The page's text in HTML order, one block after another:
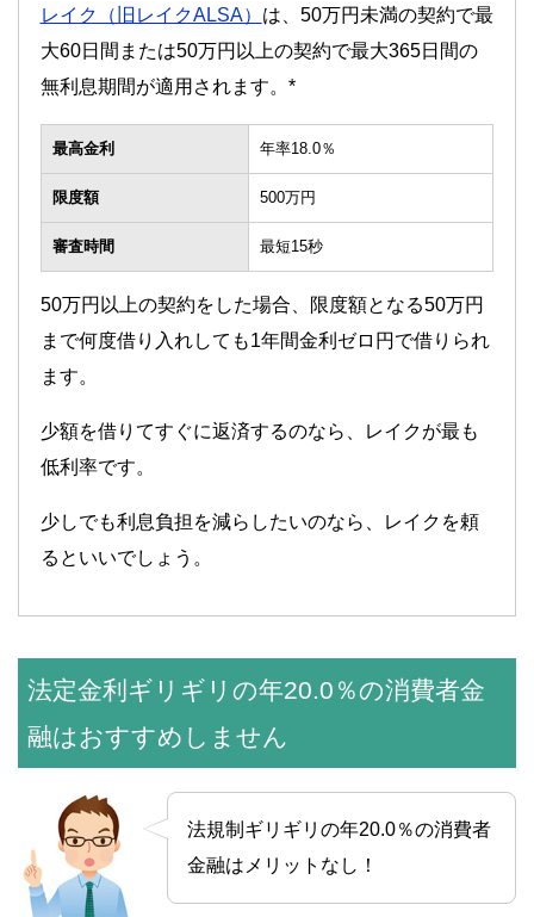
レイク（旧レイクALSA） は、50万円未満の契約で最
大60日間または50万円以上の契約で最大365日間の
無利息期間が適用されます。*
最高金利 年率18.0％
限度額 500万円
審査時間 最短15秒
50万円以上の契約をした場合、限度額となる50万円
まで何度借り入れしても1年間金利ゼロ円で借りられ
ます。
少額を借りてすぐに返済するのなら、レイクが最も
低利率です。
少しでも利息負担を減らしたいのなら、レイクを頼
るといいでしょう。
法定金利ギリギリの年20.0％の消費者金
融はおすすめしません
法規制ギリギリの年20.0％の消費者
金融はメリットなし！